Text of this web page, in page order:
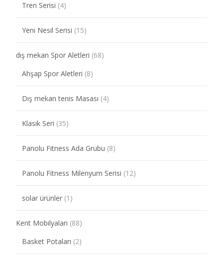
Tren Serisi (4)
Yeni Nesil Serisi (15)
dış mekan Spor Aletleri (68)
Ahşap Spor Aletleri (8)
Dış mekan tenis Masası (4)
Klasik Seri (35)
Panolu Fitness Ada Grubu (8)
Panolu Fitness Milenyum Serisi (12)
solar ürünler (1)
Kent Mobilyaları (88)
Basket Potaları (2)